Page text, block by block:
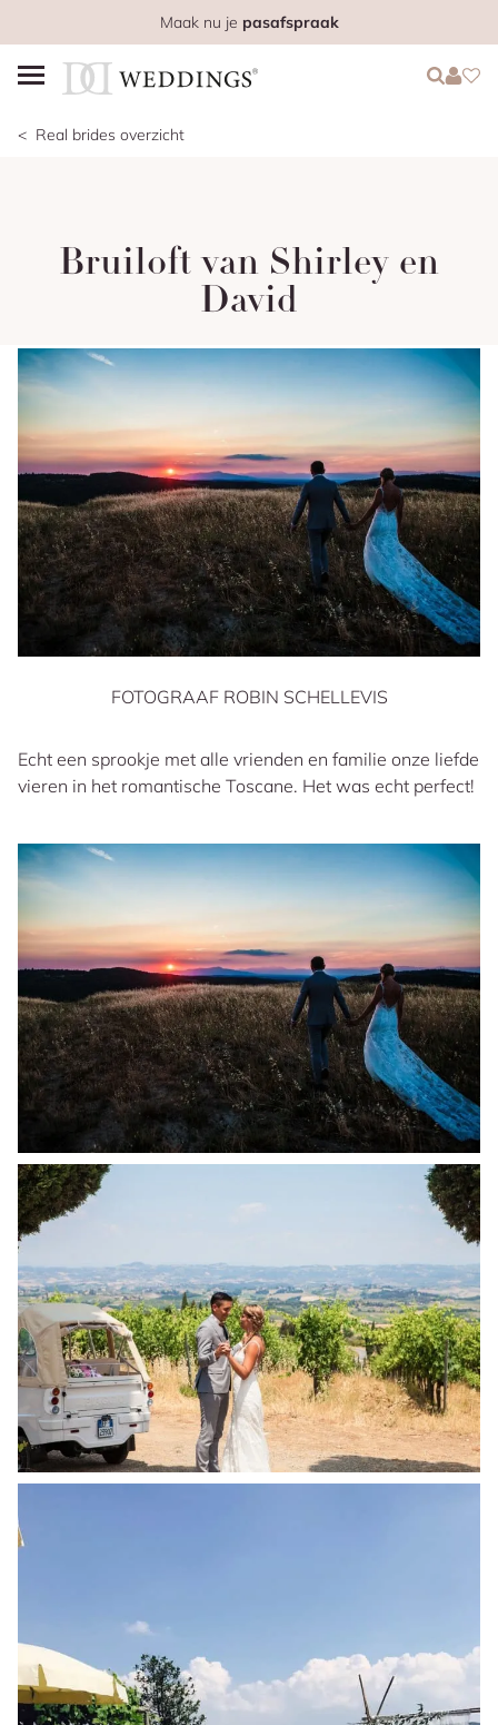
Maak nu je pasafspraak
Login
Login
Real brides overzicht
Bruiloft van Shirley en
David
FOTOGRAAF ROBIN SCHELLEVIS
Echt een sprookje met alle vrienden en familie onze liefde
vieren in het romantische Toscane. Het was echt perfect!